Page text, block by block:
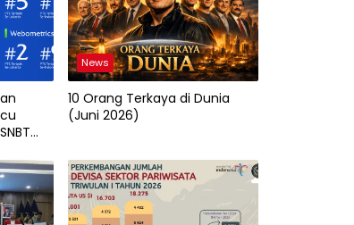
News
10 Orang Terkaya di Dunia
(Juni 2026)